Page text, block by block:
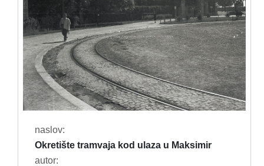
naslov:
Okretište tramvaja kod ulaza u Maksimir
autor: